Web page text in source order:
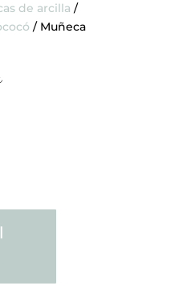
de arcilla /
/ Muñeca